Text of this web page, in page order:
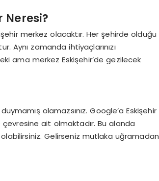
Neresi?
merkez olacaktır. Her şehirde olduğu
Aynı zamanda ihtiyaçlarınızı
ama merkez Eskişehir’de gezilecek
olamazsınız. Google’a Eskişehir
çevresine ait olmaktadır. Bu alanda
Gelirseniz mutlaka uğramadan